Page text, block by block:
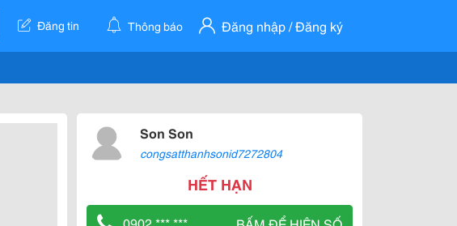
Đăng tin Thông báo Đăng nhập / Đăng ký
Son Son
congsatthanhsonid7272804
HẾT HẠN